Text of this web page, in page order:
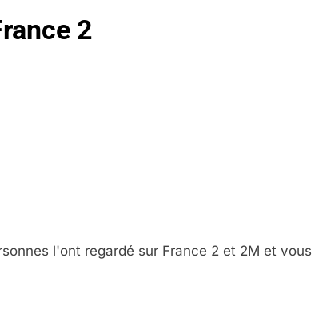
2
l'ont regardé sur France 2 et 2M et vous